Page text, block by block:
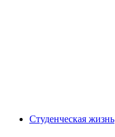
Студенческая жизнь